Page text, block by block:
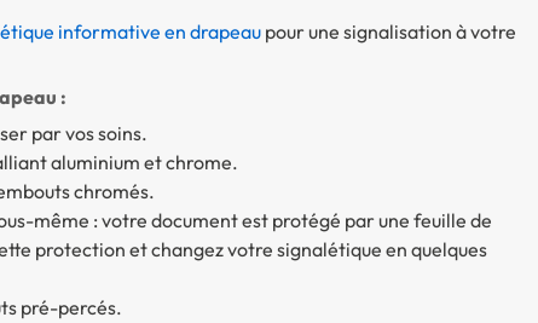
informative en drapeaupour une signalisation à votre
:
par vos soins.
aluminium et chrome.
chromés.
même : votre document est protégé par une feuille de
protection et changez votre signalétique en quelques
pré-percés.